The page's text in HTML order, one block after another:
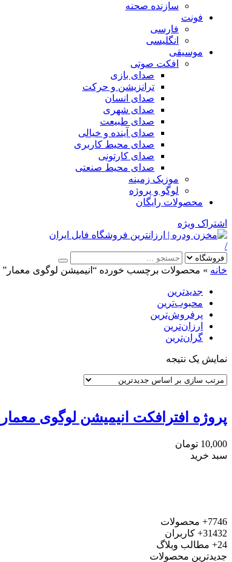
سازنده صحنه
فونت
فارسی
انگلیسی
موسیقی
افکت صوتی
صدای بازی
ترانزیشن و حرکت
صدای انسان
صدای شهری
صدای طبیعت
صدای آینده و خیالی
صدای محیط کاربری
صدای کارتونی
صدای محیط صنعتی
موزیک زمینه
لوگو و پروژه
محصولات رایگان
اشتراک ویژه
/
خانه » محصولات برچسب خورده “انیمیشن لوگوی معمار”
جدیدترین
محبوب‌ترین
پرفروش‌ترین
ارزان‌ترین
گران‌ترین
نمایش یک نتیجه
پروژه افترافکت انیمیشن لوگوی معمار Architect Logo Reveal
10,000 تومان
سبد خرید
7746+
محصولات
31432+
کاربران
24+
مطالب وبلاگ
جدیدترین محصولات